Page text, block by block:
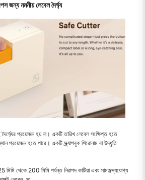
জন্য নমনীয় লেবেল দৈর্ঘ্য
প্রয়োজন হয় না। একটি তারিখ লেবেল সংক্ষিপ্ত হতে
প্রয়োজন হতে পারে। একটি স্ক্র্যাপবুক শিরোনাম বা উদ্ধৃতি
মিমি থেকে 200 মিমি পর্যন্ত নিরাপদ কাটিয়া এবং সামঞ্জস্যযোগ্য